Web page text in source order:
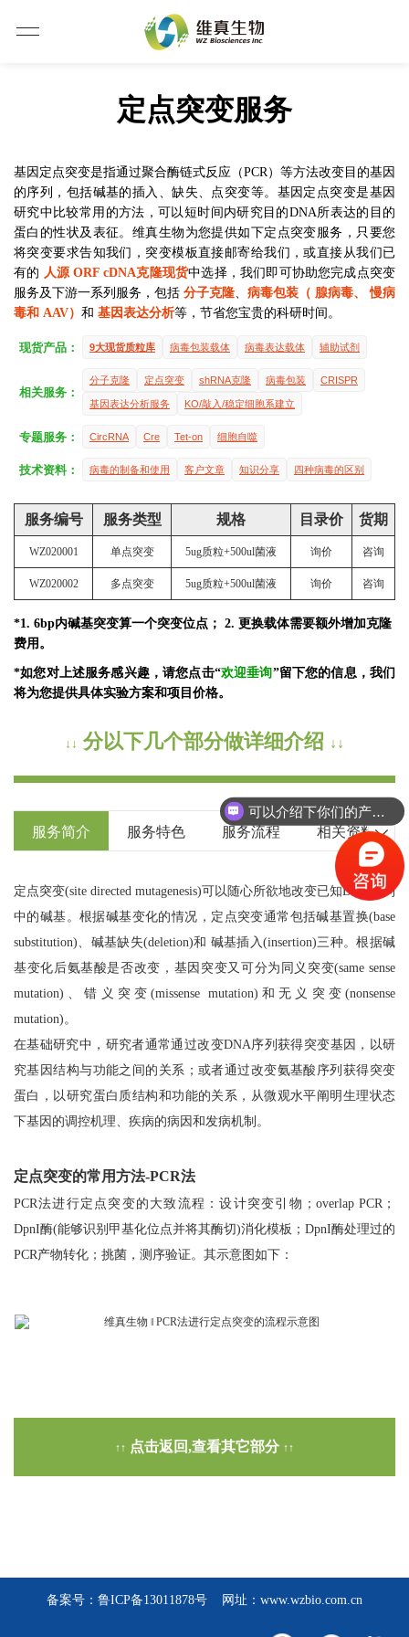
定点突变服务
基因定点突变是指通过聚合酶链式反应（PCR）等方法改变目的基因
的序列，包括碱基的插入、缺失、点突变等。基因定点突变是基因
研究中比较常用的方法，可以短时间内研究目的DNA所表达的目的
蛋白的性状及表征。维真生物为您提供如下定点突变服务，只要您
将突变要求告知我们，突变模板直接邮寄给我们，或直接从我们已
有的 人源 ORF cDNA克隆现货中选择，我们即可协助您完成点突变
服务及下游一系列服务，包括 分子克隆、 病毒包装（ 腺病毒、慢病
毒和 AAV） 和 基因表达分析等，节省您宝贵的科研时间。
现货产品： 9大现货质粒库 病毒包装载体 病毒表达载体 辅助试剂
相关服务：
分子克隆 定点突变 shRNA克隆 病毒包装 CRISPR
基因表达分析服务 KO/敲入/稳定细胞系建立
专题服务： CircRNA Cre Tet-on 细胞自噬
技术资料： 病毒的制备和使用 客户文章 知识分享 四种病毒的区别
服务编号 服务类型 规格 目录价 货期
WZ020001 单点突变 5ug质粒+500ul菌液 询价 咨询
WZ020002 多点突变 5ug质粒+500ul菌液 询价 咨询
*1. 6bp内碱基突变算一个突变位点； 2. 更换载体需要额外增加克隆
费用。
*如您对上述服务感兴趣，请您点击“欢迎垂询 ”留下您的信息，我们
将为您提供具体实验方案和项目价格。
↓↓ 分以下几个部分做详细介绍 ↓↓
服务简介 服务特色 服务流程 相关资料
定点突变(site directed mutagenesis)可以随心所欲地改变已知DNA序列
中的碱基。根据碱基变化的情况，定点突变通常包括碱基置换(base
substitution)、碱基缺失(deletion)和 碱基插入(insertion)三种。根据碱
基变化后氨基酸是否改变，基因突变又可分为同义突变(same sense
mutation)、错义突变(missense mutation)和无义突变(nonsense
mutation)。
在基础研究中，研究者通常通过改变DNA序列获得突变基因，以研
究基因结构与功能之间的关系；或者通过改变氨基酸序列获得突变
蛋白，以研究蛋白质结构和功能的关系，从微观水平阐明生理状态
下基因的调控机理、疾病的病因和发病机制。
定点突变的常用方法-PCR法
PCR法进行定点突变的大致流程：设计突变引物；overlap PCR；
DpnI酶(能够识别甲基化位点并将其酶切)消化模板；DpnI酶处理过的
PCR产物转化；挑菌，测序验证。其示意图如下：
↑↑ 点击返回,查看其它部分 ↑↑
备案号： 鲁ICP备13011878号 网址：www.wzbio.com.cn
可以介绍下你们的产品么？